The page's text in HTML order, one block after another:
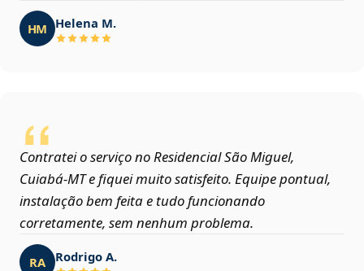
HM Helena M.
Contratei o serviço no Residencial São Miguel,
Cuiabá‑MT e fiquei muito satisfeito. Equipe pontual,
instalação bem feita e tudo funcionando
corretamente, sem nenhum problema.
RA Rodrigo A.